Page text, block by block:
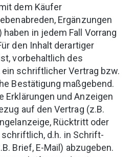
dem Käufer
Ergänzungen
haben in jedem Fall Vorrang
den Inhalt derartiger
vorbehaltlich des
schriftlicher Vertrag bzw.
Bestätigung maßgebend.
Erklärungen und Anzeigen
auf den Vertrag (z.B.
Rücktritt oder
d.h. in Schrift-
Brief, E-Mail) abzugeben.